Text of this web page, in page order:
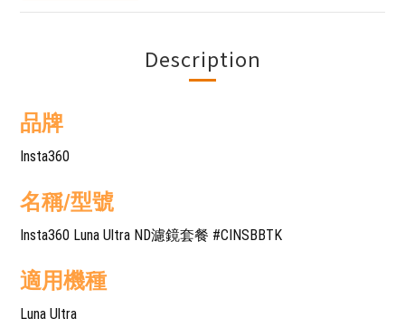
Description
品牌
Insta360
名稱/型號
Insta360 Luna Ultra ND濾鏡套餐 #CINSBBTK
適用機種
Luna Ultra